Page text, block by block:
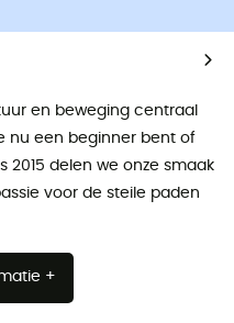
en beweging centraal
nu een beginner bent of
2015 delen we onze smaak
voor de steile paden
+